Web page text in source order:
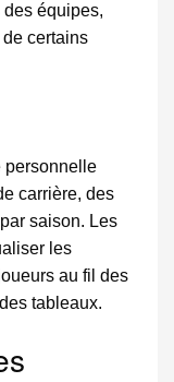
équipes,
certains
personnelle
carrière, des
saison. Les
les
au fil des
tableaux.